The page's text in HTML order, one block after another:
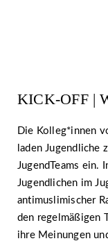
KICK-OFF |
Die Kolleg*innen
laden Jugendliche
JugendTeams ein.
Jugendlichen im
antimuslimischer
den regelmäßigen
ihre Meinungen